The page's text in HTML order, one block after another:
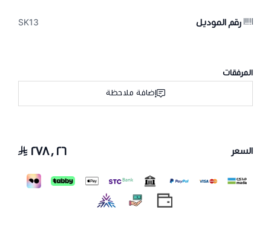
رقم الموديل SK13
المرفقات
إضافة ملاحظة
السعر ٢٧٨٫٢٦